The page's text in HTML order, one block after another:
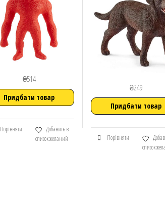
₴514
Придбати товар
Порівняти
Добавить в
список желаний
₴249
Придбати товар
Порівняти
список